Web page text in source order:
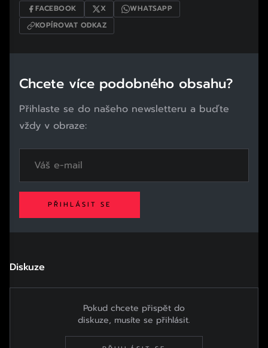
FACEBOOK X
WHATSAPP
KOPÍROVAT ODKAZ
Chcete více podobného obsahu?
Přihlaste se do našeho newsletteru a buďte
vždy v obraze:
PŘIHLÁSIT SE
Diskuze
Pokud chcete přispět do
diskuze, musíte se přihlásit.